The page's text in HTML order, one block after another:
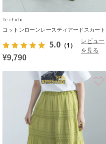
Te chichi
コットンローンレースティアードスカート
5.0 （1）
レビュー
を見る
¥9,790